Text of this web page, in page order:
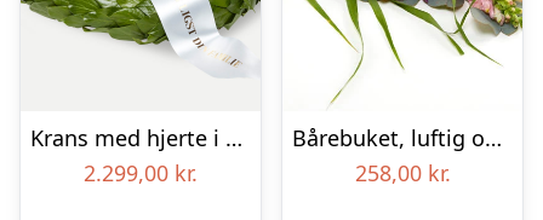
Krans med hjerte i klassisk stil med bånd
2.299,00 kr.
Bårebuket, luftig og farverig – Blomster til begravelse
258,00 kr.